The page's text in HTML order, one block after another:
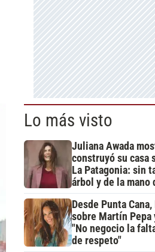
Lo más visto
Juliana Awada
construyó su casa
La Patagonia: sin
árbol y de la mano
Desde Punta
sobre Martín Pepa
"No negocio la
de respeto"